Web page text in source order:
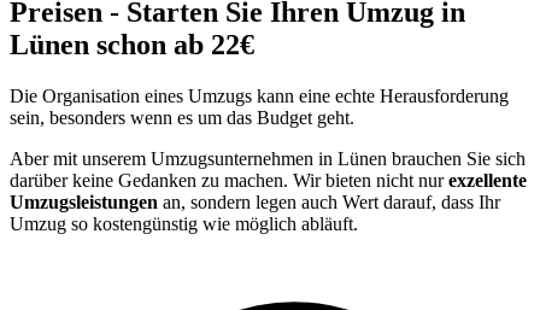
Preisen - Starten Sie Ihren Umzug in
Lünen schon ab 22€
Die Organisation eines Umzugs kann eine echte Herausforderung
sein, besonders wenn es um das Budget geht.
Aber mit unserem Umzugsunternehmen in Lünen brauchen Sie sich
darüber keine Gedanken zu machen. Wir bieten nicht nurexzellente
Umzugsleistungen an, sondern legen auch Wert darauf, dass Ihr
Umzug so kostengünstig wie möglich abläuft.